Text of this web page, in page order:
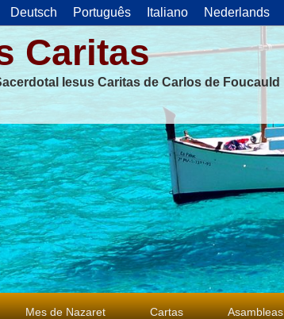
Deutsch Português Italiano Nederlands
Caritas
Iesus Caritas de Carlos de Foucauld
Mes de Nazaret Cartas Asambleas